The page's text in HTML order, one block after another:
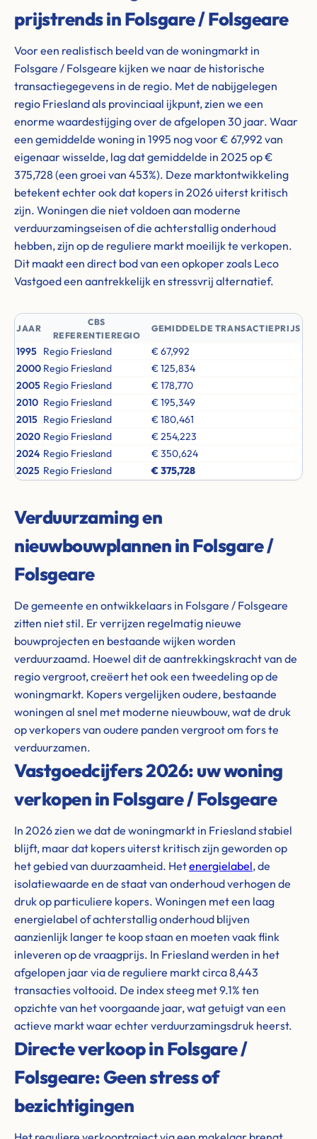
prijstrends in Folsgare / Folsgeare
Voor een realistisch beeld van de woningmarkt in
Folsgare / Folsgeare kijken we naar de historische
transactiegegevens in de regio. Met de nabijgelegen
regio Friesland als provinciaal ijkpunt, zien we een
enorme waardestijging over de afgelopen 30 jaar. Waar
een gemiddelde woning in 1995 nog voor € 67,992 van
eigenaar wisselde, lag dat gemiddelde in 2025 op €
375,728 (een groei van 453%). Deze marktontwikkeling
betekent echter ook dat kopers in 2026 uiterst kritisch
zijn. Woningen die niet voldoen aan moderne
verduurzamingseisen of die achterstallig onderhoud
hebben, zijn op de reguliere markt moeilijk te verkopen.
Dit maakt een direct bod van een opkoper zoals Leco
Vastgoed een aantrekkelijk en stressvrij alternatief.
JAAR
CBS
REFERENTIEREGIO
GEMIDDELDE TRANSACTIEPRIJS
1995 Regio Friesland
€ 67,992
2000 Regio Friesland
€ 125,834
2005 Regio Friesland
€ 178,770
2010 Regio Friesland
€ 195,349
2015 Regio Friesland
€ 180,461
2020 Regio Friesland
€ 254,223
2024 Regio Friesland
€ 350,624
2025 Regio Friesland € 375,728
Verduurzaming en
nieuwbouwplannen in Folsgare /
Folsgeare
De gemeente en ontwikkelaars in Folsgare / Folsgeare
zitten niet stil. Er verrijzen regelmatig nieuwe
bouwprojecten en bestaande wijken worden
verduurzaamd. Hoewel dit de aantrekkingskracht van de
regio vergroot, creëert het ook een tweedeling op de
woningmarkt. Kopers vergelijken oudere, bestaande
woningen al snel met moderne nieuwbouw, wat de druk
op verkopers van oudere panden vergroot om fors te
verduurzamen.
Vastgoedcijfers 2026: uw woning
verkopen in Folsgare / Folsgeare
In 2026 zien we dat de woningmarkt in Friesland stabiel
blijft, maar dat kopers uiterst kritisch zijn geworden op
het gebied van duurzaamheid. Hetenergielabel, de
isolatiewaarde en de staat van onderhoud verhogen de
druk op particuliere kopers. Woningen met een laag
energielabel of achterstallig onderhoud blijven
aanzienlijk langer te koop staan en moeten vaak flink
inleveren op de vraagprijs. In Friesland werden in het
afgelopen jaar via de reguliere markt circa 8,443
transacties voltooid. De index steeg met 9.1% ten
opzichte van het voorgaande jaar, wat getuigt van een
actieve markt waar echter verduurzamingsdruk heerst.
Directe verkoop in Folsgare /
Folsgeare: Geen stress of
bezichtigingen